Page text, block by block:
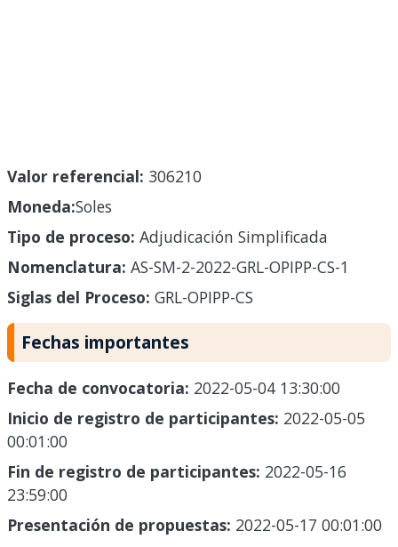
Valor referencial: 306210
Moneda:Soles
Tipo de proceso: Adjudicación Simplificada
Nomenclatura: AS-SM-2-2022-GRL-OPIPP-CS-1
Siglas del Proceso: GRL-OPIPP-CS
Fechas importantes
Fecha de convocatoria: 2022-05-04 13:30:00
Inicio de registro de participantes: 2022-05-05
00:01:00
Fin de registro de participantes: 2022-05-16
23:59:00
Presentación de propuestas: 2022-05-17 00:01:00